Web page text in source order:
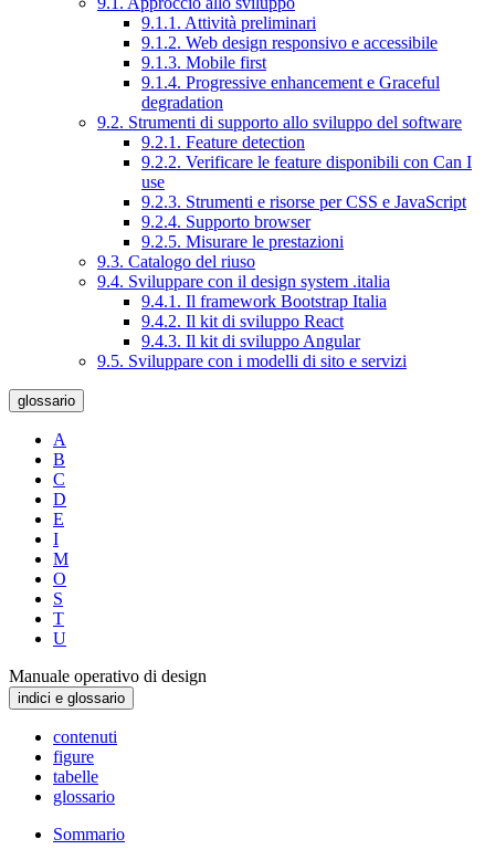
9.1.1. Attività preliminari
9.1.2. Web design responsivo e accessibile
9.1.3. Mobile first
9.1.4. Progressive enhancement e Graceful
degradation
9.2. Strumenti di supporto allo sviluppo del software
9.2.1. Feature detection
9.2.2. Verificare le feature disponibili con Can I
use
9.2.3. Strumenti e risorse per CSS e JavaScript
9.2.4. Supporto browser
9.2.5. Misurare le prestazioni
9.3. Catalogo del riuso
9.4. Sviluppare con il design system .italia
9.4.1. Il framework Bootstrap Italia
9.4.2. Il kit di sviluppo React
9.4.3. Il kit di sviluppo Angular
9.5. Sviluppare con i modelli di sito e servizi
glossario
A
B
C
D
E
I
M
O
S
T
U
Manuale operativo di design
indici e glossario
contenuti
figure
tabelle
glossario
Sommario